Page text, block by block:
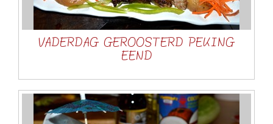
VADERDAG GEROOSTERD PEKING
EEND